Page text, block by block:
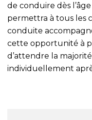
de conduire dès
permettra à tous les
conduite
cette opportunité à
d’attendre la
individuellement